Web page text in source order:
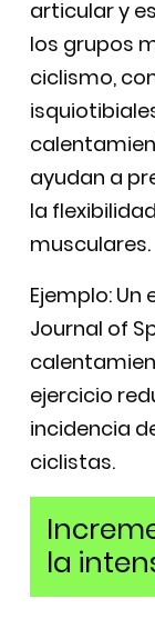
articular y
los grupos
ciclismo,
ayudan a
la
musculares.
Ejemplo:
Journal of
ejercicio
incidencia
ciclistas.
la